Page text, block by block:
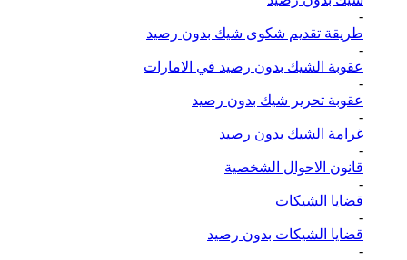
-
طريقة تقديم شكوى شيك بدون رصيد
-
عقوبة الشيك بدون رصيد في الامارات
-
عقوبة تحرير شيك بدون رصيد
-
غرامة الشيك بدون رصيد
-
قانون الاحوال الشخصية
-
قضايا الشيكات
-
قضايا الشيكات بدون رصيد
-